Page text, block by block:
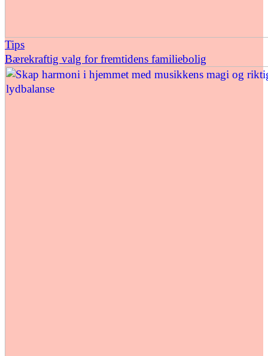
Tips
Bærekraftig valg for fremtidens familiebolig